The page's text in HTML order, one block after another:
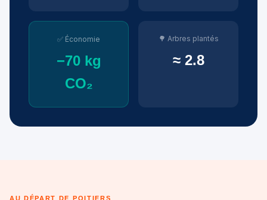
✅ Économie
−70 kg
CO₂
🌳 Arbres plantés
≈ 2.8
AU DÉPART DE POITIERS